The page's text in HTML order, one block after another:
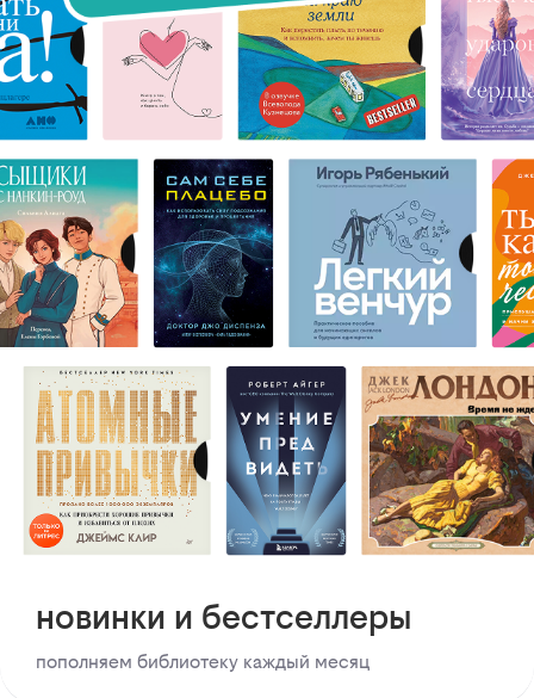
новинки и бестселлеры
пополняем библиотеку каждый месяц